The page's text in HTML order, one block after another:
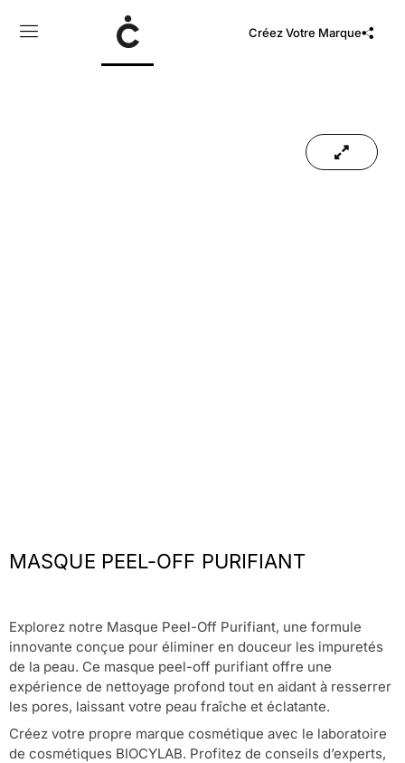
Créez Votre Marque
MASQUE PEEL-OFF PURIFIANT
Explorez notre Masque Peel-Off Purifiant, une formule
innovante conçue pour éliminer en douceur les impuretés
de la peau. Ce masque peel-off purifiant offre une
expérience de nettoyage profond tout en aidant à resserrer
les pores, laissant votre peau fraîche et éclatante.
Créez votre propre marque cosmétique avec le laboratoire
de cosmétiques BIOCYLAB. Profitez de conseils d’experts,